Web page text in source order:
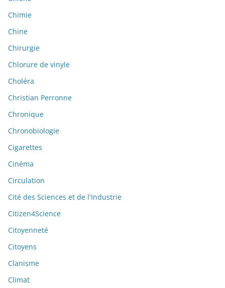
Chimie
Chine
Chirurgie
Chlorure de vinyle
Choléra
Christian Perronne
Chronique
Chronobiologie
Cigarettes
Cinéma
Circulation
Cité des Sciences et de l'Industrie
Citizen4Science
Citoyenneté
Citoyens
Clanisme
Climat